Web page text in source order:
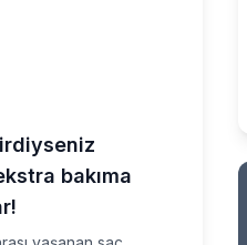
bakıma